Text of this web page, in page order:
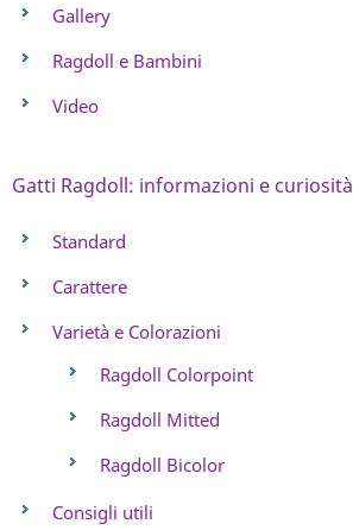
Gallery
Ragdoll e Bambini
Video
Gatti Ragdoll: informazioni e curiosità
Standard
Carattere
Varietà e Colorazioni
Ragdoll Colorpoint
Ragdoll Mitted
Ragdoll Bicolor
Consigli utili